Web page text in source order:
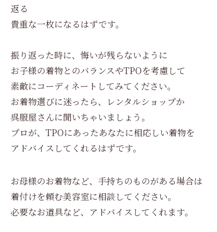
返る
貴重な一枚になるはずです。
振り返った時に、悔いが残らないように
お子様の着物とのバランスやTPOを考慮して
素敵にコーディネートしてみてください。
お着物選びに迷ったら、レンタルショップか
呉服屋さんに聞いちゃいましょう。
プロが、TPOにあったあなたに相応しい着物を
アドバイスしてくれるはずです。
お母様のお着物など、手持ちのものがある場合は
着付けを頼む美容室に相談してください。
必要なお道具など、アドバイスしてくれます。